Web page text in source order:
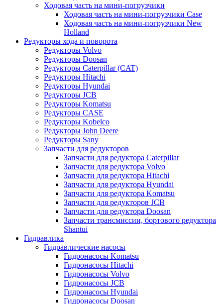
Ходовая часть на мини-погрузчики
Ходовая часть на мини-погрузчики Case
Ходовая часть на мини-погрузчики New
Holland
Редукторы хода и поворота
Редукторы Volvo
Редукторы Doosan
Редукторы Caterpillar (CAT)
Редукторы Hitachi
Редукторы Hyundai
Редукторы JCB
Редукторы Komatsu
Редукторы CASE
Редукторы Kobelco
Редукторы John Deere
Редукторы Sany
Запчасти для редукторов
Запчасти для редуктора Caterpillar
Запчасти для редуктора Volvo
Запчасти для редуктора Hitachi
Запчасти для редуктора Hyundai
Запчасти для редуктора Komatsu
Запчасти для редукторов JCB
Запчасти для редуктора Doosan
Запчасти трансмиссии, бортового редуктора
Shantui
Гидравлика
Гидравлические насосы
Гидронасосы Komatsu
Гидронасосы Hitachi
Гидронасосы Volvo
Гидронасосы JCB
Гидронасосы Hyundai
Гидронасосы Doosan